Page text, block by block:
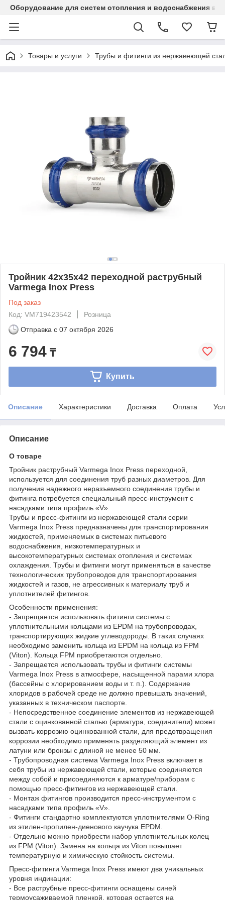
Оборудование для систем отопления и водоснабжения в
Товары и услуги Трубы и фитинги из нержавеющей
Тройник 42x35x42 переходной раструбный
Varmega Inox Press
Под заказ
Код: VM719423542
Розница
Отправка с 07 октября 2026
6 794 ₸
Купить
Описание Характеристики Доставка Оплата
Описание
О товаре
Тройник раструбный Varmega Inox Press переходной,
используется для соединения труб разных диаметров. Для
получения надежного неразъемного соединения трубы и
фитинга потребуется специальный пресс-инструмент с
насадками типа профиль «V».
Трубы и пресс-фитинги из нержавеющей стали серии
Varmega Inox Press предназначены для транспортирования
жидкостей, применяемых в системах питьевого
водоснабжения, низкотемпературных и
высокотемпературных системах отопления и системах
охлаждения. Трубы и фитинги могут применяться в качестве
технологических трубопроводов для транспортирования
жидкостей и газов, не агрессивных к материалу труб и
уплотнителей фитингов.
Особенности применения:
- Запрещается использовать фитинги системы с
уплотнительными кольцами из EPDM на трубопроводах,
транспортирующих жидкие углеводороды. В таких случаях
необходимо заменить кольца из EPDM на кольца из FPM
(Viton). Кольца FPM приобретаются отдельно.
- Запрещается использовать трубы и фитинги системы
Varmega Inox Press в атмосфере, насыщенной парами хлора
(бассейны с хлорированием воды и т. п.). Содержание
хлоридов в рабочей среде не должно превышать значений,
указанных в техническом паспорте.
- Непосредственное соединение элементов из нержавеющей
стали с оцинкованной сталью (арматура, соединители) может
вызвать коррозию оцинкованной стали, для предотвращения
коррозии необходимо применять разделяющий элемент из
латуни или бронзы с длиной не менее 50 мм.
- Трубопроводная система Varmega Inox Press включает в
себя трубы из нержавеющей стали, которые соединяются
между собой и присоединяются к арматуре/приборам с
помощью пресс-фитингов из нержавеющей стали.
- Монтаж фитингов производится пресс-инструментом с
насадками типа профиль «V».
- Фитинги стандартно комплектуются уплотнителями O-Ring
из этилен-пропилен-диенового каучука EPDM.
- Отдельно можно приобрести набор уплотнительных колец
из FPM (Viton). Замена на кольца из Viton повышает
температурную и химическую стойкость системы.
Пресс-фитинги Varmega Inox Press имеют два уникальных
уровня индикации:
- Все раструбные пресс-фитинги оснащены синей
термоусаживаемой пленкой, которая остается на